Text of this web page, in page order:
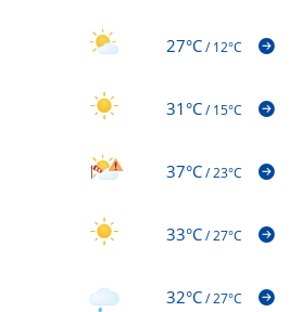
27°C/12°C
31°C/15°C
37°C/23°C
33°C/27°C
32°C/27°C